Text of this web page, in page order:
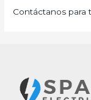
Contáctanos para